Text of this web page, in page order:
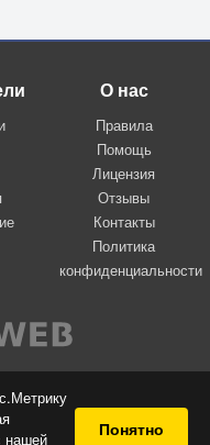
нашей
Понятно
О нас
Правила
Помощь
Лицензия
Отзывы
Контакты
Политика
конфиденциальности